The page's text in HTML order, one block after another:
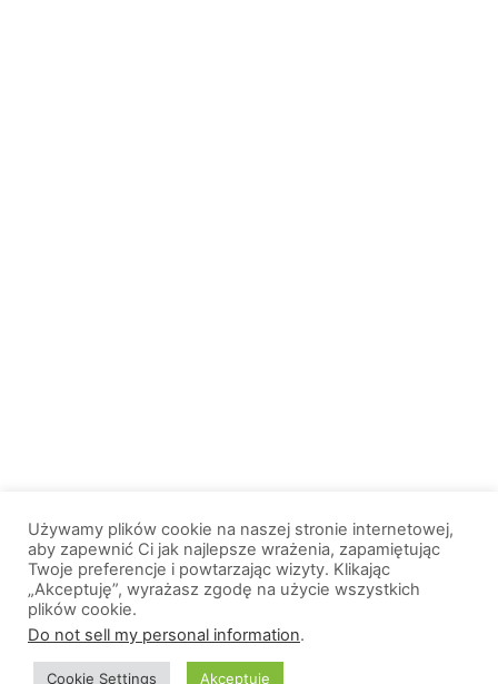
© 2013-2026, All Rights Reserved. Wszelkie prawa zastrzeżone. |
Używamy plików cookie na naszej stronie internetowej,
aby zapewnić Ci jak najlepsze wrażenia, zapamiętując
Twoje preferencje i powtarzając wizyty. Klikając
„Akceptuję”, wyrażasz zgodę na użycie wszystkich
plików cookie.
Do not sell my personal information.
Cookie Settings Akceptuję